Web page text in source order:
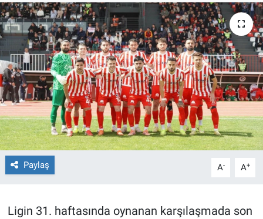
Paylaş A- A+
Ligin 31. haftasında oynanan karşılaşmada son
Dünya
İlçeler
MAGAZİN
Bilim, Teknoloji
ASAYİŞ
ÇEVRE
HABERDE İNSAN